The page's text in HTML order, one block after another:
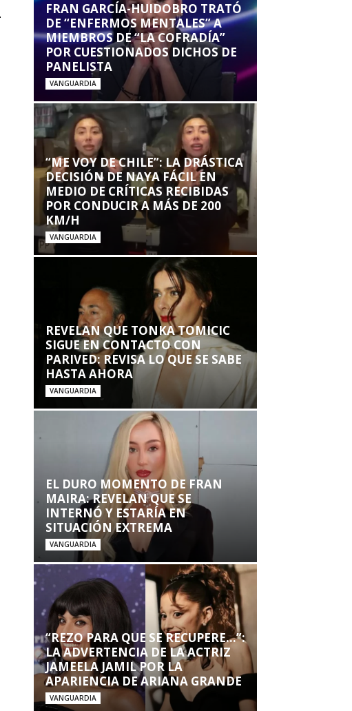
FRAN GARCÍA-HUIDOBRO TRATÓ
DE “ENFERMOS MENTALES” A
MIEMBROS DE “LA COFRADÍA”
POR CUESTIONADOS DICHOS DE
PANELISTA
VANGUARDIA
“ME VOY DE CHILE”: LA DRÁSTICA
DECISIÓN DE NAYA FÁCIL EN
MEDIO DE CRÍTICAS RECIBIDAS
POR CONDUCIR A MÁS DE 200
KM/H
VANGUARDIA
REVELAN QUE TONKA TOMICIC
SIGUE EN CONTACTO CON
PARIVED: REVISA LO QUE SE SABE
HASTA AHORA
VANGUARDIA
EL DURO MOMENTO DE FRAN
MAIRA: REVELAN QUE SE
INTERNÓ Y ESTARÍA EN
SITUACIÓN EXTREMA
VANGUARDIA
“REZO PARA QUE SE RECUPERE…”:
LA ADVERTENCIA DE LA ACTRIZ
JAMEELA JAMIL POR LA
APARIENCIA DE ARIANA GRANDE
VANGUARDIA